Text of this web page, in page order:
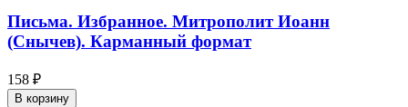
Письма. Избранное. Митрополит Иоанн
(Снычев). Карманный формат
158 ₽
В корзину